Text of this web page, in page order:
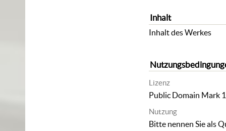
Inhalt
Inhalt des Werkes
Lizenz
Public Domain Mark
Nutzung
Bitte nennen Sie als